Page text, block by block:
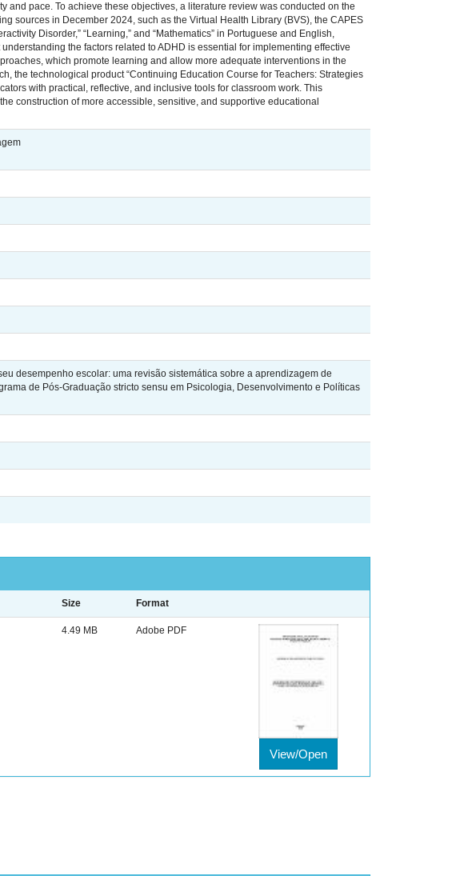
pace. To achieve these objectives, a literature review was conducted on the
sources in December 2024, such as the Virtual Health Library (BVS), the CAPES
Disorder,” “Learning,” and “Mathematics” in Portuguese and English,
the factors related to ADHD is essential for implementing effective
which promote learning and allow more adequate interventions in the
the technological product “Continuing Education Course for Teachers: Strategies
with practical, reflective, and inclusive tools for classroom work. This
construction of more accessible, sensitive, and supportive educational
desempenho escolar: uma revisão sistemática sobre a aprendizagem de
de Pós-Graduação stricto sensu em Psicologia, Desenvolvimento e Políticas
Size Format
4.49 MB Adobe PDF
View/Open